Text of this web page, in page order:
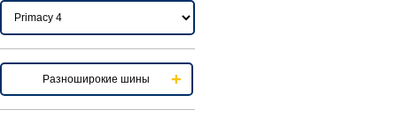
Разноширокие шины